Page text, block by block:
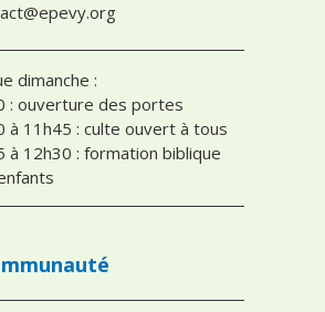
dimanche :
: ouverture des portes
à 11h45 : culte ouvert à tous
à 12h30 : formation biblique